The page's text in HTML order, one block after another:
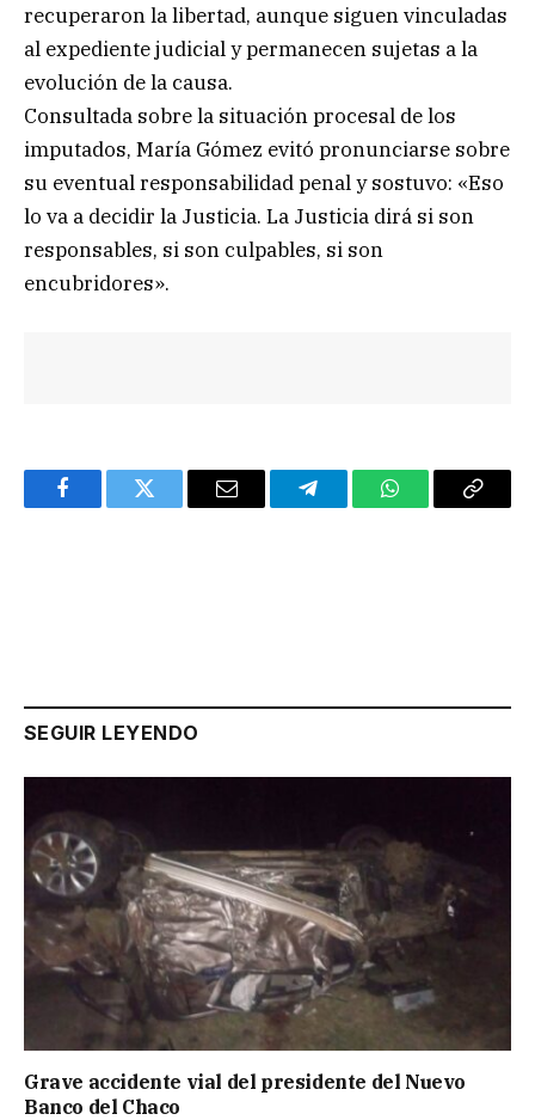
recuperaron la libertad, aunque siguen vinculadas
al expediente judicial y permanecen sujetas a la
evolución de la causa.
Consultada sobre la situación procesal de los
imputados, María Gómez evitó pronunciarse sobre
su eventual responsabilidad penal y sostuvo: «Eso
lo va a decidir la Justicia. La Justicia dirá si son
responsables, si son culpables, si son
encubridores».
FacebookTwitter Email TelegramWhatsAppCopy
SEGUIR LEYENDO
Grave accidente vial del presidente del Nuevo
Banco del Chaco